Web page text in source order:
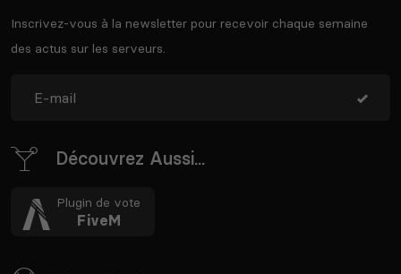
Inscrivez-vous à la newsletter pour recevoir chaque semaine
des actus sur les serveurs.
Découvrez Aussi...
Plugin de vote
FiveM